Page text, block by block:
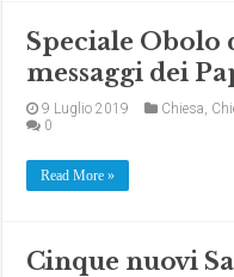
Speciale Obolo
messaggi dei
9 Luglio 2019 Chiesa,
0
Read More »
Cinque nuovi